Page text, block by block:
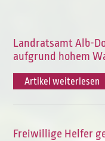
Landratsamt Alb-
aufgrund hohem
Artikel weiterlesen
Freiwillige Helfer